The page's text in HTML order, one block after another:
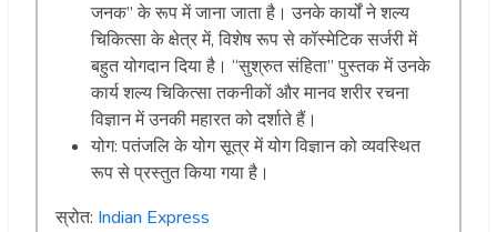
जनक” के रूप में जाना जाता है। उनके कार्यों ने शल्य
चिकित्सा के क्षेत्र में, विशेष रूप से कॉस्मेटिक सर्जरी में
बहुत योगदान दिया है। “सुश्रुत संहिता” पुस्तक में उनके
कार्य शल्य चिकित्सा तकनीकों और मानव शरीर रचना
विज्ञान में उनकी महारत को दर्शाते हैं।
योग: पतंजलि के योग सूत्र में योग विज्ञान को व्यवस्थित
रूप से प्रस्तुत किया गया है।
स्रोत: Indian Express